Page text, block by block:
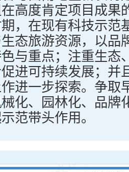
度肯定项目成果
，在现有科技示范
态旅游资源，以品
与重点；注重生态
进可持续发展；并
进一步探索。争取
化、园林化、品牌
范带头作用。